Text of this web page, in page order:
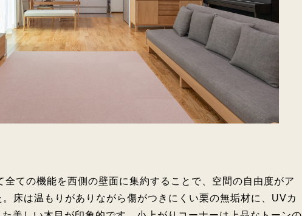
ての機能を西側の壁面に集約することで、空間の自由度がア
床は温もりがありながら傷がつきにくい栗の無垢材に、UVカ